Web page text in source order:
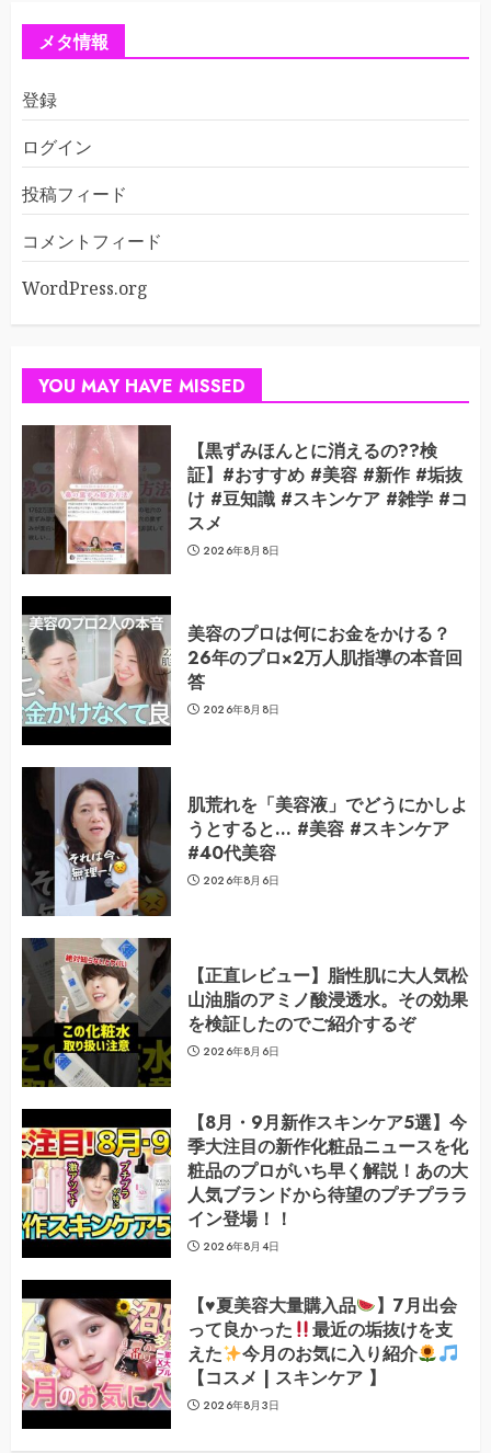
メタ情報
登録
ログイン
投稿フィード
コメントフィード
WordPress.org
YOU MAY HAVE MISSED
【黒ずみほんとに消えるの??検
証】#おすすめ #美容 #新作 #垢抜
け #豆知識 #スキンケア #雑学 #コ
スメ
2026年8月8日
美容のプロは何にお金をかける？
26年のプロ×2万人肌指導の本音回
答
2026年8月8日
肌荒れを「美容液」でどうにかしよ
うとすると… #美容 #スキンケア
#40代美容
2026年8月6日
【正直レビュー】脂性肌に大人気松
山油脂のアミノ酸浸透水。その効果
を検証したのでご紹介するぞ
2026年8月6日
【8月・9月新作スキンケア5選】今
季大注目の新作化粧品ニュースを化
粧品のプロがいち早く解説！あの大
人気ブランドから待望のプチプララ
イン登場！！
2026年8月4日
【♥️夏美容大量購入品
】7月出会
って良かった
最近の垢抜けを支
えた
今月のお気に入り紹介
【コスメ | スキンケア 】
2026年8月3日